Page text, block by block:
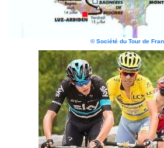
© Société du Tour de